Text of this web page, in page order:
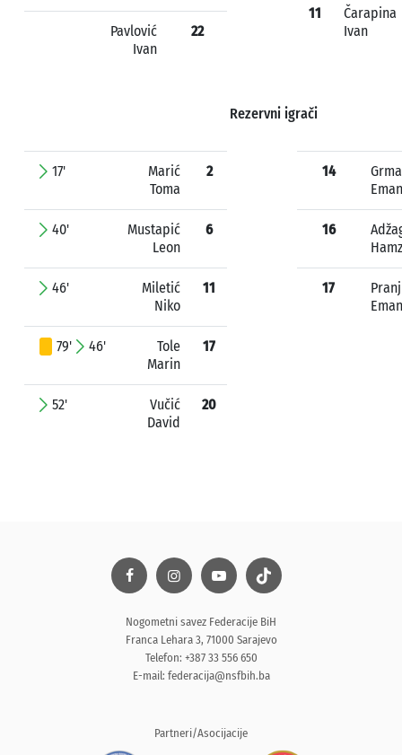
Pavlović
Ivan
22
11
Čarapina
Ivan
Rezervni igrači
17'
Marić
Toma
2
40'
Mustapić
Leon
6
46'
Miletić
Niko
11
79' 46'
Tole
Marin
17
52'
Vučić
David
20
14
16
17
Nogometni savez Federacije BiH
Franca Lehara 3, 71000 Sarajevo
Telefon: +387 33 556 650
E-mail: federacija@nsfbih.ba
Partneri/Asocijacije